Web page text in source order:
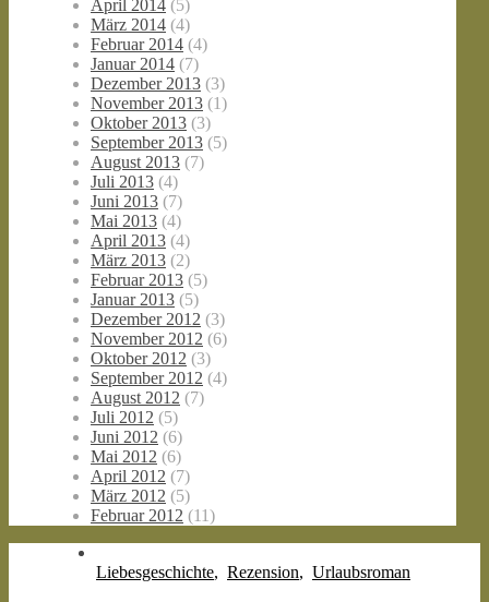
April 2014 (5)
März 2014 (4)
Februar 2014 (4)
Januar 2014 (7)
Dezember 2013 (3)
November 2013 (1)
Oktober 2013 (3)
September 2013 (5)
August 2013 (7)
Juli 2013 (4)
Juni 2013 (7)
Mai 2013 (4)
April 2013 (4)
März 2013 (2)
Februar 2013 (5)
Januar 2013 (5)
Dezember 2012 (3)
November 2012 (6)
Oktober 2012 (3)
September 2012 (4)
August 2012 (7)
Juli 2012 (5)
Juni 2012 (6)
Mai 2012 (6)
April 2012 (7)
März 2012 (5)
Februar 2012 (11)
Liebesgeschichte, Rezension, Urlaubsroman